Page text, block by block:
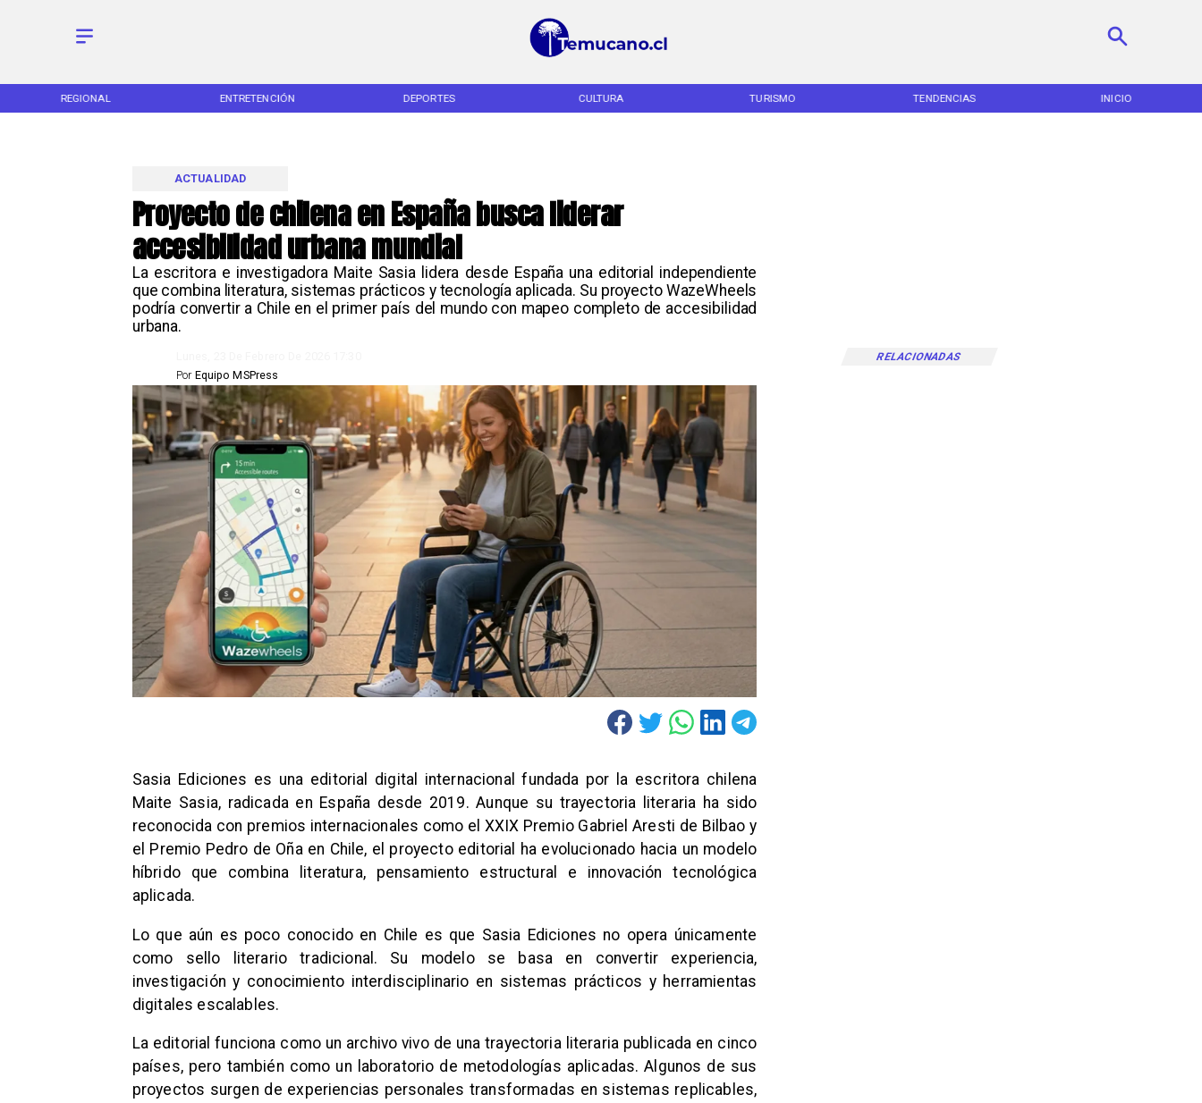
REGIONAL ENTRETENCIÓN DEPORTES CULTURA TURISMO TENDENCIAS INICIO
Proyecto de chilena en España busca liderar
accesibilidad urbana mundial
La escritora e investigadora Maite Sasia lidera desde España una editorial independiente
que combina literatura, sistemas prácticos y tecnología aplicada. Su proyecto WazeWheels
podría convertir a Chile en el primer país del mundo con mapeo completo de accesibilidad
urbana.
ACTUALIDAD
RELACIONADAS
Equipo MSPress
Por
Sasia Ediciones es una editorial digital internacional fundada por la escritora chilena
Maite Sasia, radicada en España desde 2019. Aunque su trayectoria literaria ha sido
reconocida con premios internacionales como el XXIX Premio Gabriel Aresti de Bilbao y
el Premio Pedro de Oña en Chile, el proyecto editorial ha evolucionado hacia un modelo
híbrido que combina literatura, pensamiento estructural e innovación tecnológica
aplicada.
Lo que aún es poco conocido en Chile es que Sasia Ediciones no opera únicamente
como sello literario tradicional. Su modelo se basa en convertir experiencia,
investigación y conocimiento interdisciplinario en sistemas prácticos y herramientas
digitales escalables.
La editorial funciona como un archivo vivo de una trayectoria literaria publicada en cinco
países, pero también como un laboratorio de metodologías aplicadas. Algunos de sus
proyectos surgen de experiencias personales transformadas en sistemas replicables,